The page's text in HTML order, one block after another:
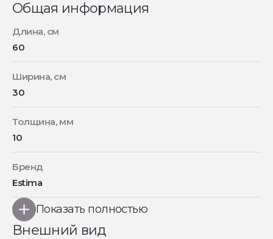
Общая информация
Длина, см
60
Ширина, см
30
Толщина, мм
10
Бренд
Estima
Показать полностью
Внешний вид